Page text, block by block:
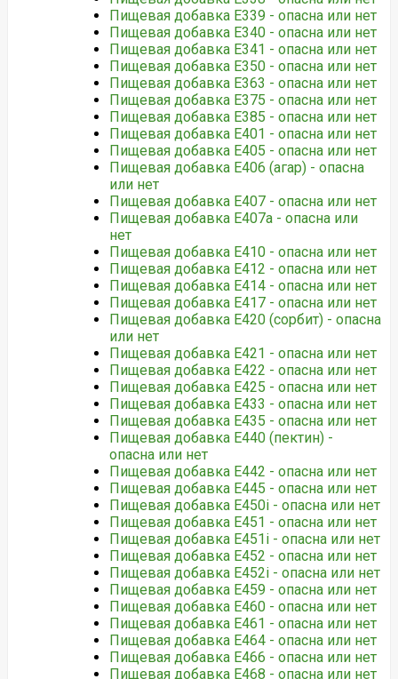
Пищевая добавка Е339 - опасна или нет
Пищевая добавка Е340 - опасна или нет
Пищевая добавка Е341 - опасна или нет
Пищевая добавка Е350 - опасна или нет
Пищевая добавка Е363 - опасна или нет
Пищевая добавка Е375 - опасна или нет
Пищевая добавка Е385 - опасна или нет
Пищевая добавка Е401 - опасна или нет
Пищевая добавка Е405 - опасна или нет
Пищевая добавка Е406 (агар) - опасна
или нет
Пищевая добавка Е407 - опасна или нет
Пищевая добавка Е407а - опасна или
нет
Пищевая добавка Е410 - опасна или нет
Пищевая добавка Е412 - опасна или нет
Пищевая добавка Е414 - опасна или нет
Пищевая добавка Е417 - опасна или нет
Пищевая добавка Е420 (сорбит) - опасна
или нет
Пищевая добавка Е421 - опасна или нет
Пищевая добавка Е422 - опасна или нет
Пищевая добавка Е425 - опасна или нет
Пищевая добавка Е433 - опасна или нет
Пищевая добавка Е435 - опасна или нет
Пищевая добавка Е440 (пектин) -
опасна или нет
Пищевая добавка Е442 - опасна или нет
Пищевая добавка Е445 - опасна или нет
Пищевая добавка Е450i - опасна или нет
Пищевая добавка Е451 - опасна или нет
Пищевая добавка Е451i - опасна или нет
Пищевая добавка Е452 - опасна или нет
Пищевая добавка Е452i - опасна или нет
Пищевая добавка Е459 - опасна или нет
Пищевая добавка Е460 - опасна или нет
Пищевая добавка Е461 - опасна или нет
Пищевая добавка Е464 - опасна или нет
Пищевая добавка Е466 - опасна или нет
Пищевая добавка Е468 - опасна или нет